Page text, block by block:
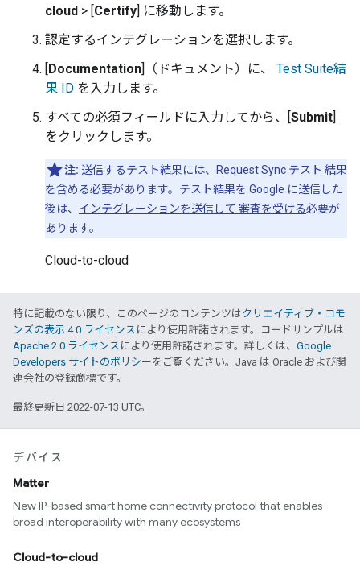
cloud > [Certify] に移動します。
認定するインテグレーションを選択します。
[Documentation]（ドキュメント）に、 Test Suite結
果 ID を入力します。
すべての必須フィールドに入力してから、[Submit]
をクリックします。
注: 送信するテスト結果には、Request Sync テスト 結果
を含める必要があります。テスト結果を Google に送信した
後は、 インテグレーションを送信して 審査を受ける必要が
あります。
Cloud-to-cloud
特に記載のない限り、このページのコンテンツはクリエイティブ・コモ
ンズの表示 4.0 ライセンス により使用許諾されます。コードサンプルは
Apache 2.0 ライセンス により使用許諾されます。詳しくは、 Google
Developers サイトのポリシー をご覧ください。Java は Oracle および関
連会社の登録商標です。
最終更新日 2022-07-13 UTC。
デバイス
Matter
New IP-based smart home connectivity protocol that enables
broad interoperability with many ecosystems
Cloud-to-cloud